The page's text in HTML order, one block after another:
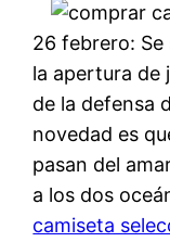
26 febrero: Se
la apertura de
de la defensa
novedad es
pasan del
a los dos
camiseta